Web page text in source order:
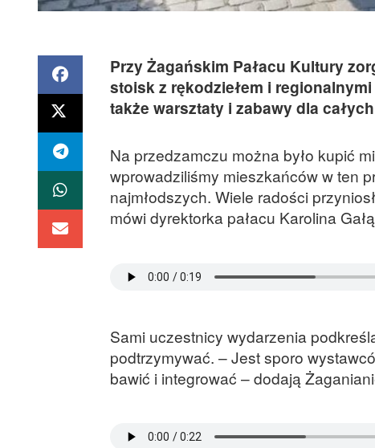
Przy Żagańskim Pałacu Kultury
stoisk z rękodziełem i
także warsztaty i zabawy dla
Na przedzamczu można było kupić
wprowadziliśmy mieszkańców w ten
najmłodszych. Wiele radości
mówi dyrektorka pałacu Karolina
Sami uczestnicy wydarzenia
podtrzymywać. – Jest sporo
bawić i integrować – dodają